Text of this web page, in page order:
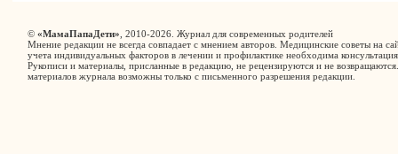
© «МамаПапаДети» , 2010-2026. Журнал для современных родителей
Мнение редакции не всегда совпадает с мнением авторов. Медицинские советы на
учета индивидуальных факторов в лечении и профилактике необходима
Рукописи и материалы, присланные в редакцию, не рецензируются и не
материалов журнала возможны только с письменного разрешения редакции.